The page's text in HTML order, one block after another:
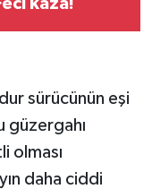
sürücünün eşi
güzergahı
olması
daha ciddi